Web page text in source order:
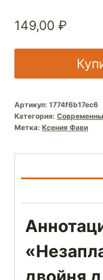
149,00 ₽
Артикул: 1774f6b17ec6
Категория:
Метка: Ксения Фави